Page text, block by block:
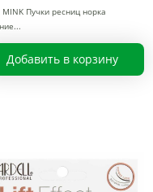
MINK Пучки ресниц норка
Добавить в корзину